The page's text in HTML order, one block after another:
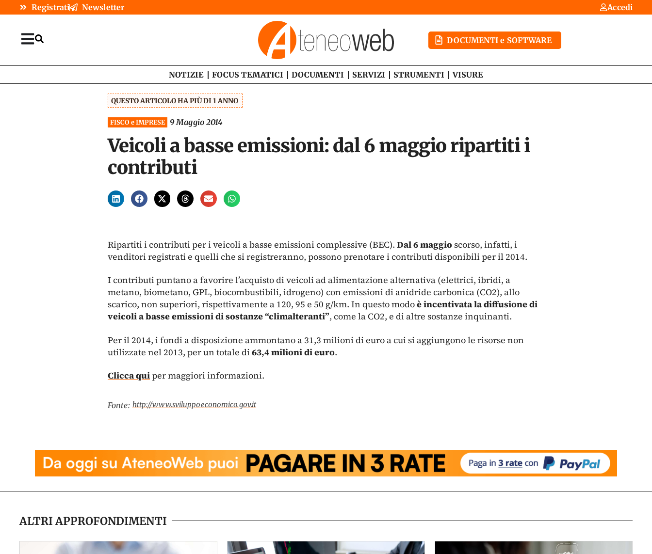
Registrati Newsletter Accedi
DOCUMENTI e SOFTWARE
NOTIZIE FOCUS TEMATICI DOCUMENTI SERVIZI STRUMENTI VISURE
QUESTO ARTICOLO HA PIÙ DI 1 ANNO
FISCO e IMPRESE 9 Maggio 2014
Veicoli a basse emissioni: dal 6 maggio ripartiti i
contributi
Ripartiti i contributi per i veicoli a basse emissioni complessive (BEC). Dal 6 maggio scorso, infatti, i
venditori registrati e quelli che si registreranno, possono prenotare i contributi disponibili per il 2014.
I contributi puntano a favorire l’acquisto di veicoli ad alimentazione alternativa (elettrici, ibridi, a
metano, biometano, GPL, biocombustibili, idrogeno) con emissioni di anidride carbonica (CO2), allo
scarico, non superiori, rispettivamente a 120, 95 e 50 g/km. In questo modoè incentivata la diffusione di
veicoli a basse emissioni di sostanze “climalteranti”, come la CO2, e di altre sostanze inquinanti.
Per il 2014, i fondi a disposizione ammontano a 31,3 milioni di euro a cui si aggiungono le risorse non
utilizzate nel 2013, per un totale di63,4 milioni di euro.
Clicca quiper maggiori informazioni.
Fonte: http://www.sviluppoeconomico.gov.it
ALTRI APPROFONDIMENTI